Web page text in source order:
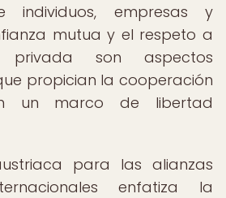
individuos, empresas y
mutua y el respeto a
son aspectos
propician la cooperación
un marco de libertad
para las alianzas
enfatiza la